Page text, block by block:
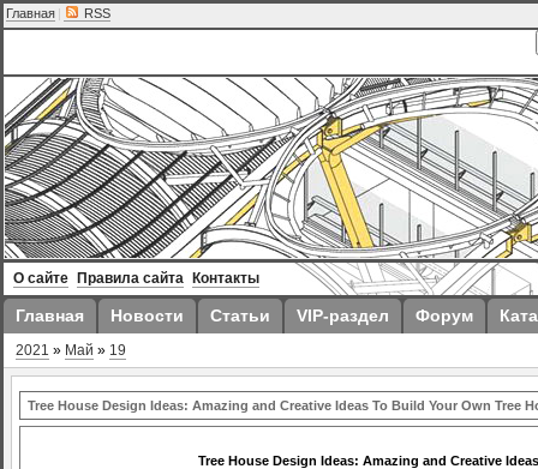
Главная | RSS
О сайте Правила сайта Контакты
Главная Новости Статьи VIP-раздел Форум
2021 » Май » 19
Tree House Design Ideas: Amazing and Creative Ideas To Build Your Own Tree
Tree House Design Ideas: Amazing and Creative